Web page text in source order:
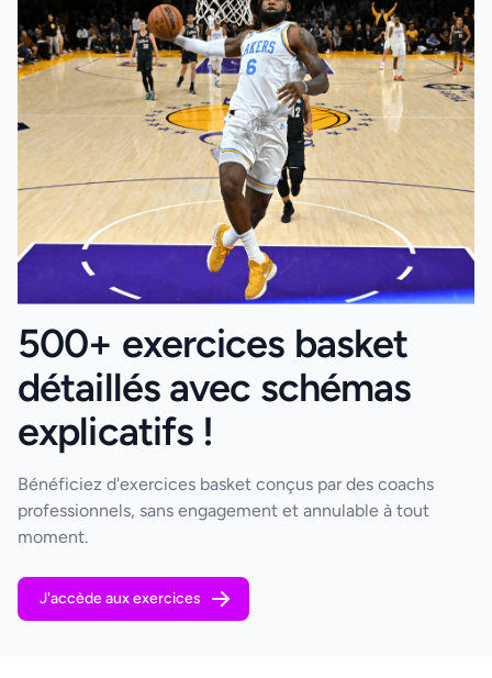
500+ exercices basket
détaillés avec schémas
explicatifs !
Bénéficiez d'exercices basket conçus par des coachs
professionnels, sans engagement et annulable à tout
moment.
J'accède aux exercices